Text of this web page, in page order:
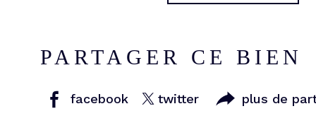
PARTAGER CE BIEN
facebook twitter plus de